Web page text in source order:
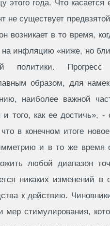
этого года. Что
не существует
возникает в то время,
инфляцию «ниже, но
политики.
образом, для
наиболее важной
и того, как ее достичь»,
в конечном итоге
и в то же время
любой диапазон
никаких изменений
к действию.
мер стимулирования,